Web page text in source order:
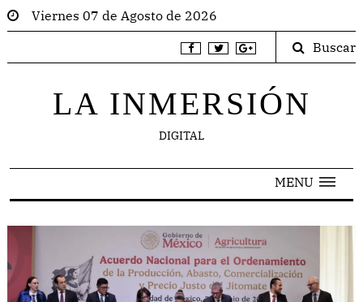
Viernes 07 de Agosto de 2026
Buscar
LA INMERSIÓN
DIGITAL
MENU